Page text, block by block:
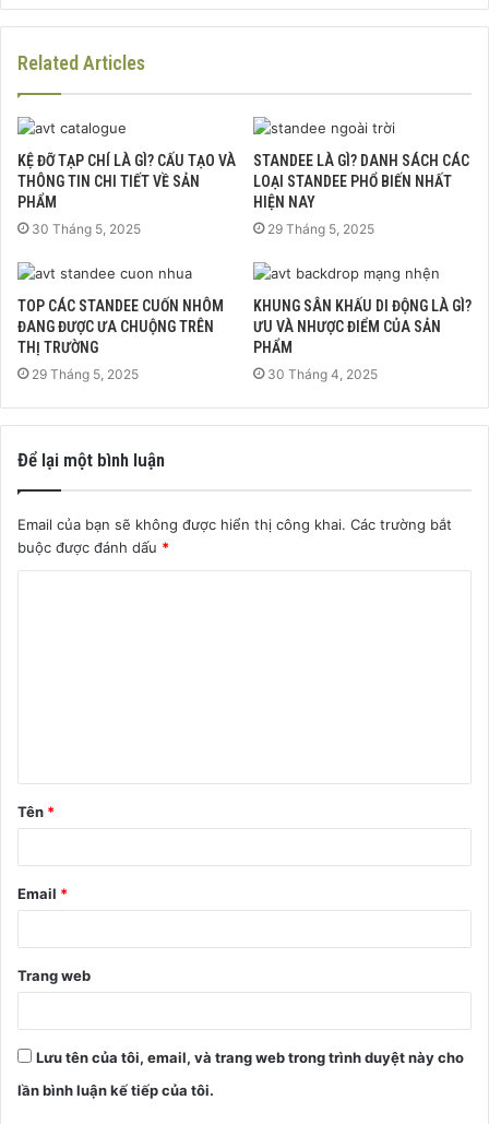
Related Articles
KỆ ĐỠ TẠP CHÍ LÀ GÌ? CẤU TẠO VÀ
THÔNG TIN CHI TIẾT VỀ SẢN
PHẨM
30 Tháng 5, 2025
STANDEE LÀ GÌ? DANH SÁCH CÁC
LOẠI STANDEE PHỔ BIẾN NHẤT
HIỆN NAY
29 Tháng 5, 2025
TOP CÁC STANDEE CUỐN NHÔM
ĐANG ĐƯỢC ƯA CHUỘNG TRÊN
THỊ TRƯỜNG
29 Tháng 5, 2025
KHUNG SÂN KHẤU DI ĐỘNG LÀ GÌ?
ƯU VÀ NHƯỢC ĐIỂM CỦA SẢN
PHẨM
30 Tháng 4, 2025
Để lại một bình luận
Email của bạn sẽ không được hiển thị công khai. Các trường bắt
buộc được đánh dấu *
ậ
n
Tên *
Email *
Trang web
Lưu tên của tôi, email, và trang web trong trình duyệt này cho
lần bình luận kế tiếp của tôi.